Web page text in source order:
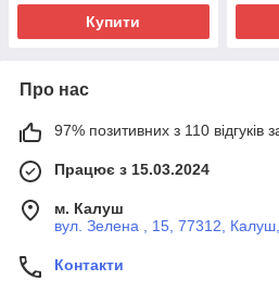
Купити
Про нас
97% позитивних з 110 відгуків
Працює з 15.03.2024
м. Калуш
вул. Зелена , 15, 77312, Калуш,
Контакти